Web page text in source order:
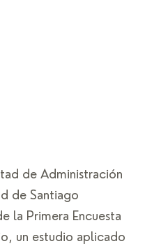
de Administración
de Santiago
la Primera Encuesta
un estudio aplicado